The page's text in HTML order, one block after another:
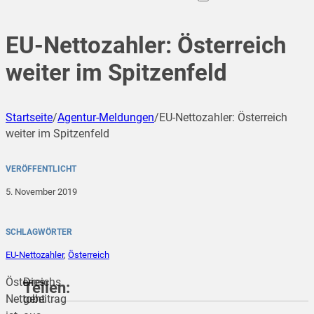
EU-Nettozahler: Österreich
weiter im Spitzenfeld
Startseite/Agentur-Meldungen/EU-Nettozahler: Österreich
weiter im Spitzenfeld
VERÖFFENTLICHT
5. November 2019
SCHLAGWÖRTER
EU-Nettozahler, Österreich
Österreichs
Nettobeitrag
Dies
geht
Teilen: